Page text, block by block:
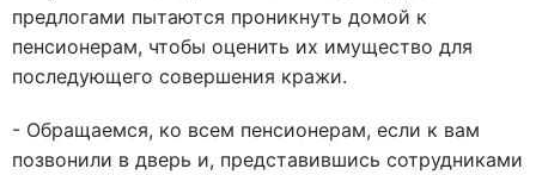
предлогами пытаются проникнуть домой к
пенсионерам, чтобы оценить их имущество для
последующего совершения кражи.
- Обращаемся, ко всем пенсионерам, если к вам
позвонили в дверь и, представившись сотрудниками